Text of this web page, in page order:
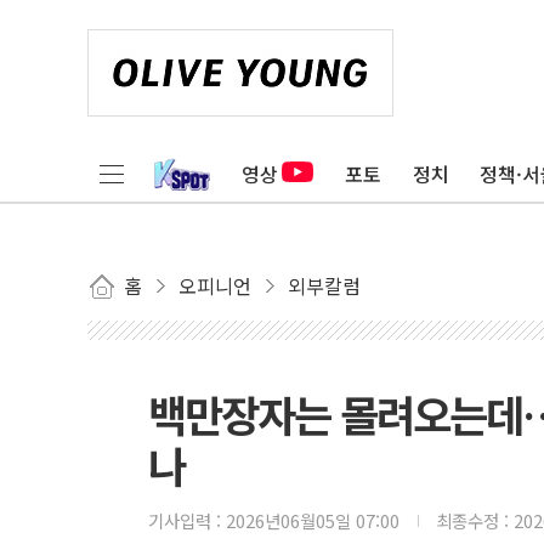
영상 포토 정치 정책·
홈 오피니언 외부칼럼
백만장자는 몰려오는
나
기사입력 : 2026년06월05일 07:00 최종수정 :